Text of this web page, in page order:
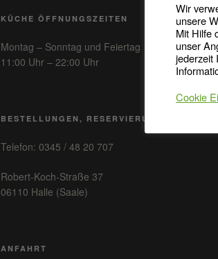
KÜCHE ÖFFNUNGSZEITEN
Montag – Sonntag und Feiertag
11:00 Uhr – 22:00 Uhr
BESTELLUNGEN, RESERVIERUNGEN
Telefon: 0345 / 48 20 707
Robert-Koch-Straße 37
06110 Halle (Saale)
ANFAHRT
Wir
unsere
Mit Hilfe
unser
jederzeit
Cookie